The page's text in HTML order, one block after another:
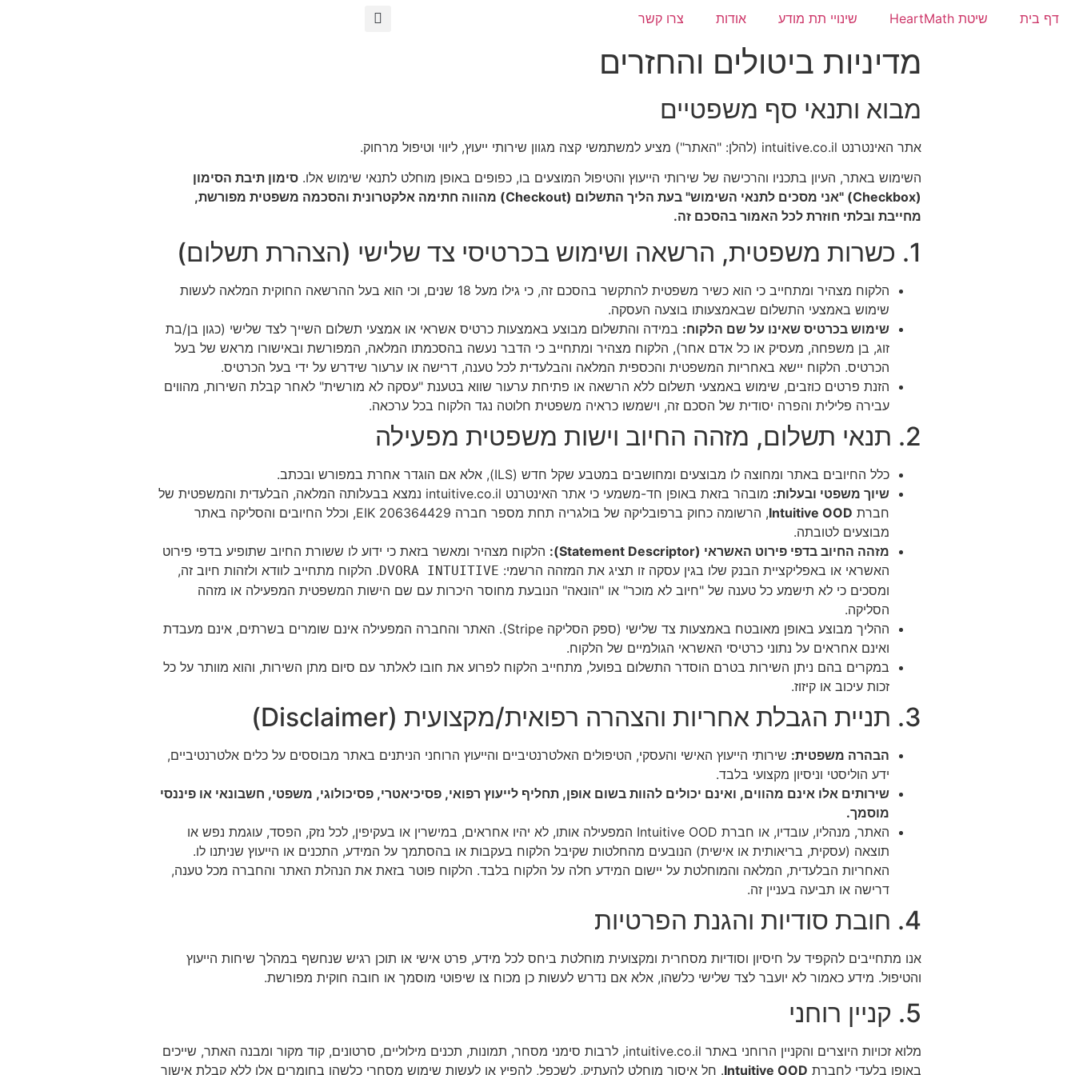
דף בית שיטת HeartMath שינויי תת מודע אודות צרו קשר
מדיניות ביטולים והחזרים
מבוא ותנאי סף משפטיים
אתר האינטרנט intuitive.co.il (להלן: "האתר") מציע למשתמשי קצה מגוון שירותי ייעוץ, ליווי וטיפול מרחוק.
השימוש באתר, העיון בתכניו והרכישה של שירותי הייעוץ והטיפול המוצעים בו, כפופים באופן מוחלט לתנאי שימוש אלו. סימון תיבת הסימון
(Checkbox) "אני מסכים לתנאי השימוש" בעת הליך התשלום (Checkout) מהווה חתימה אלקטרונית והסכמה משפטית מפורשת,
מחייבת ובלתי חוזרת לכל האמור בהסכם זה.
1. כשרות משפטית, הרשאה ושימוש בכרטיסי צד שלישי (הצהרת תשלום)
הלקוח מצהיר ומתחייב כי הוא כשיר משפטית להתקשר בהסכם זה, כי גילו מעל 18 שנים, וכי הוא בעל ההרשאה החוקית המלאה לעשות
שימוש באמצעי התשלום שבאמצעותו בוצעה העסקה.
שימוש בכרטיס שאינו על שם הלקוח: במידה והתשלום מבוצע באמצעות כרטיס אשראי או אמצעי תשלום השייך לצד שלישי (כגון בן/בת
זוג, בן משפחה, מעסיק או כל אדם אחר), הלקוח מצהיר ומתחייב כי הדבר נעשה בהסכמתו המלאה, המפורשת ובאישורו מראש של בעל
הכרטיס. הלקוח יישא באחריות המשפטית והכספית המלאה והבלעדית לכל טענה, דרישה או ערעור שידרש על ידי בעל הכרטיס.
הזנת פרטים כוזבים, שימוש באמצעי תשלום ללא הרשאה או פתיחת ערעור שווא בטענת "עסקה לא מורשית" לאחר קבלת השירות, מהווים
עבירה פלילית והפרה יסודית של הסכם זה, וישמשו כראיה משפטית חלוטה נגד הלקוח בכל ערכאה.
2. תנאי תשלום, מזהה החיוב וישות משפטית מפעילה
כלל החיובים באתר ומחוצה לו מבוצעים ומחושבים במטבע שקל חדש (ILS), אלא אם הוגדר אחרת במפורש ובכתב.
שיוך משפטי ובעלות:
מובהר בזאת באופן חד-משמעי כי אתר האינטרנט intuitive.co.il נמצא בבעלותה המלאה, הבלעדית והמשפטית של
חברת Intuitive OOD
, הרשומה כחוק ברפובליקה של בולגריה תחת מספר חברה EIK 206364429, וכלל החיובים והסליקה באתר
מבוצעים לטובתה.
מזהה החיוב בדפי פירוט האשראי (Statement Descriptor):
הלקוח מצהיר ומאשר בזאת כי ידוע לו ששורת החיוב שתופיע בדפי פירוט
האשראי או באפליקציית הבנק שלו בגין עסקה זו תציג את המזהה הרשמי: DVORA INTUITIVE. הלקוח מתחייב לוודא ולזהות חיוב זה,
ומסכים כי לא תישמע כל טענה של "חיוב לא מוכר" או "הונאה" הנובעת מחוסר היכרות עם שם הישות המשפטית המפעילה או מזהה
הסליקה.
ההליך מבוצע באופן מאובטח באמצעות צד שלישי (ספק הסליקה Stripe). האתר והחברה המפעילה אינם שומרים בשרתים, אינם מעבדת
ואינם אחראים על נתוני כרטיסי האשראי הגולמיים של הלקוח.
במקרים בהם ניתן השירות בטרם הוסדר התשלום בפועל, מתחייב הלקוח לפרוע את חובו לאלתר עם סיום מתן השירות, והוא מוותר על כל
זכות עיכוב או קיזוז.
3. תניית הגבלת אחריות והצהרה רפואית/מקצועית (Disclaimer)
הבהרה משפטית: שירותי הייעוץ האישי והעסקי, הטיפולים האלטרנטיביים והייעוץ הרוחני הניתנים באתר מבוססים על כלים אלטרנטיביים,
ידע הוליסטי וניסיון מקצועי בלבד.
שירותים אלו אינם מהווים, ואינם יכולים להוות בשום אופן, תחליף לייעוץ רפואי, פסיכיאטרי, פסיכולוגי, משפטי, חשבונאי או פיננסי
מוסמך.
האתר, מנהליו, עובדיו, או חברת Intuitive OOD המפעילה אותו, לא יהיו אחראים, במישרין או בעקיפין, לכל נזק, הפסד, עוגמת נפש או
תוצאה (עסקית, בריאותית או אישית) הנובעים מהחלטות שקיבל הלקוח בעקבות או בהסתמך על המידע, התכנים או הייעוץ שניתנו לו.
האחריות הבלעדית, המלאה והמוחלטת על יישום המידע חלה על הלקוח בלבד. הלקוח פוטר בזאת את הנהלת האתר והחברה מכל טענה,
דרישה או תביעה בעניין זה.
4. חובת סודיות והגנת הפרטיות
אנו מתחייבים להקפיד על חיסיון וסודיות מסחרית ומקצועית מוחלטת ביחס לכל מידע, פרט אישי או תוכן רגיש שנחשף במהלך שיחות הייעוץ
והטיפול. מידע כאמור לא יועבר לצד שלישי כלשהו, אלא אם נדרש לעשות כן מכוח צו שיפוטי מוסמך או חובה חוקית מפורשת.
5. קניין רוחני
מלוא זכויות היוצרים והקניין הרוחני באתר intuitive.co.il, לרבות סימני מסחר, תמונות, תכנים מילוליים, סרטונים, קוד מקור ומבנה האתר, שייכים
באופן בלעדי לחברת Intuitive OOD. חל איסור מוחלט להעתיק, לשכפל, להפיץ או לעשות שימוש מסחרי כלשהו בחומרים אלו ללא קבלת אישור